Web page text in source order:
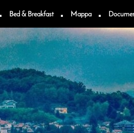
Bed & Breakfast Mappa